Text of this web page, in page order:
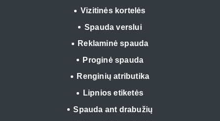
Vizitinės kortelės
Spauda verslui
Reklaminė spauda
Proginė spauda
Renginių atributika
Lipnios etiketės
Spauda ant drabužių